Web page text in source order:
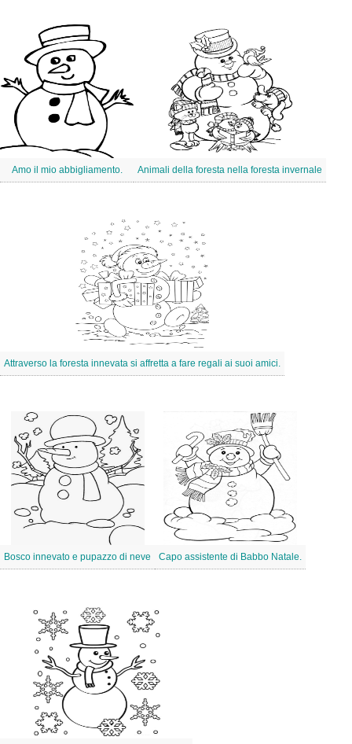
Amo il mio abbigliamento. Animali della foresta nella foresta invernale
Attraverso la foresta innevata si affretta a fare regali ai suoi amici.
Bosco innevato e pupazzo di neve Capo assistente di Babbo Natale.